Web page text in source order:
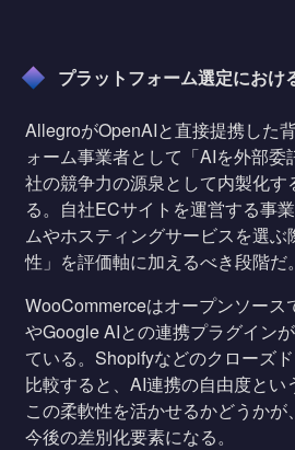
プラットフォーム選定におけ
AllegroがOpenAIと直接提携した
ォーム事業者として「AIを外部委
社の競争力の源泉として内製化す
る。自社ECサイトを運営する事
ムやホスティングサービスを選
性」を評価軸に加えるべき段階だ。
WooCommerceはオープンソース
やGoogle AIとの連携プラグイン
ている。Shopifyなどのクローズ
比較すると、AI連携の自由度とい
この柔軟性を活かせるかどうか
今後の差別化要素になる。